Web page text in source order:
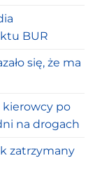
BUR
się, że ma
kierowcy po
na drogach
zatrzymany